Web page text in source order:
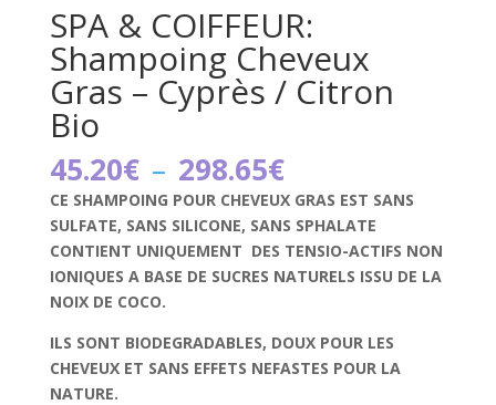
SPA & COIFFEUR:
Shampoing Cheveux
Gras – Cyprès / Citron
Bio
45.20€ – 298.65€Plage
de
prix :
45.20€
à
298.65€
CE SHAMPOING POUR CHEVEUX GRAS EST SANS
SULFATE, SANS SILICONE, SANS SPHALATE
CONTIENT UNIQUEMENT DES TENSIO-ACTIFS NON
IONIQUES A BASE DE SUCRES NATURELS ISSU DE LA
NOIX DE COCO.
ILS SONT BIODEGRADABLES, DOUX POUR LES
CHEVEUX ET SANS EFFETS NEFASTES POUR LA
NATURE.